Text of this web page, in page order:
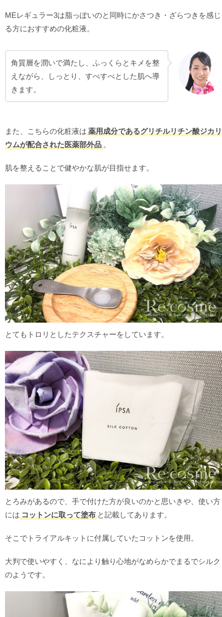
MEレギュラー3は脂っぽいのと同時にかさつき・ざらつきを感じ
る方におすすめの化粧液。
角質層を潤いで満たし、ふっくらとキメを整
えながら、しっとり、すべすべとした肌へ導
きます。
また、こちらの化粧液は 薬用成分であるグリチルリチン酸ジカリ
ウムが配合された医薬部外品 。
肌を整えることで健やかな肌が目指せます。
とてもトロリとしたテクスチャーをしています。
とろみがあるので、手で付けた方が良いのかと思いきや、使い方
には コットンに取って塗布 と記載してあります。
そこでトライアルキットに付属していたコットンを使用。
大判で使いやすく、なにより触り心地がなめらかでまるでシルク
のようです。